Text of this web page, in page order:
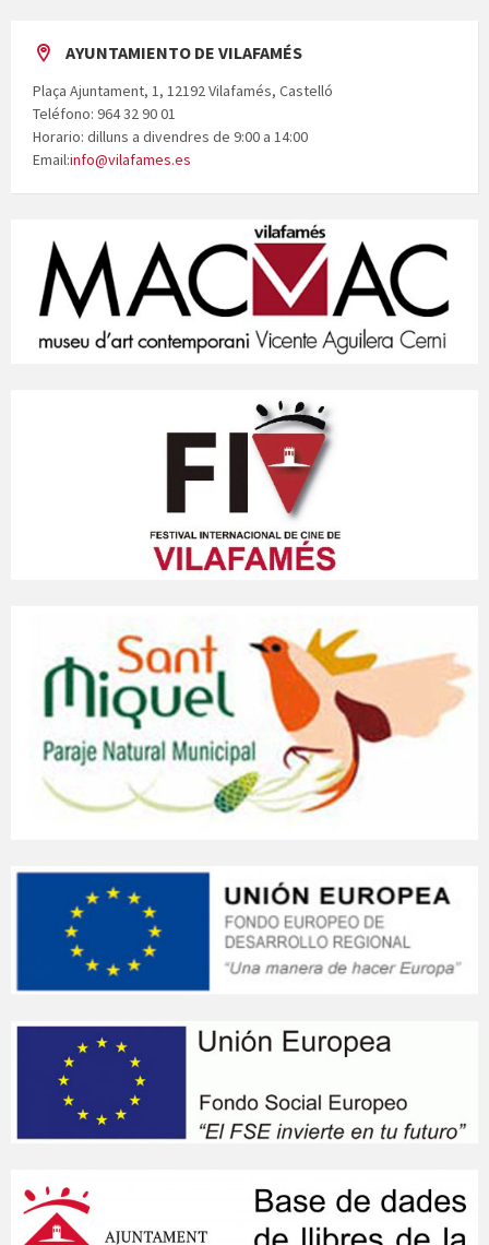
AYUNTAMIENTO DE VILAFAMÉS
Plaça Ajuntament, 1, 12192 Vilafamés, Castelló
Teléfono: 964 32 90 01
Horario: dilluns a divendres de 9:00 a 14:00
Email:info@vilafames.es